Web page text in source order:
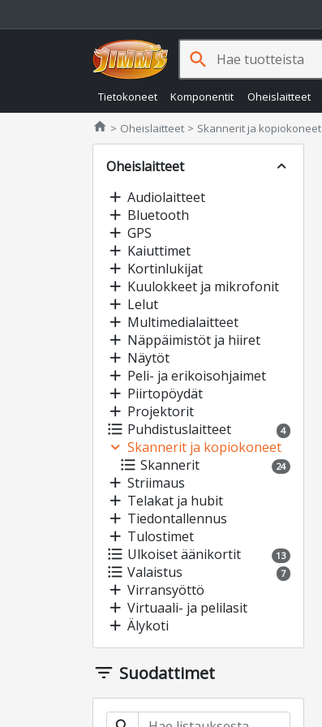
Tietokoneet Komponentit Oheislaitteet
search
home Jimms.fi
Oheislaitteet Skannerit ja kopiokoneet
Oheislaitteet
expand_less
add Audiolaitteet
add Bluetooth
add GPS
add Kaiuttimet
add Kortinlukijat
add Kuulokkeet ja mikrofonit
add Lelut
add Multimedialaitteet
add Näppäimistöt ja hiiret
add Näytöt
add Peli- ja erikoisohjaimet
add Piirtopöydät
add Projektorit
format_list_bulleted Puhdistuslaitteet 4
expand_more Skannerit ja kopiokoneet
format_list_bulleted Skannerit 24
add Striimaus
add Telakat ja hubit
add Tiedontallennus
add Tulostimet
format_list_bulleted Ulkoiset äänikortit 13
format_list_bulleted Valaistus 7
add Virransyöttö
add Virtuaali- ja pelilasit
add Älykoti
filter_list Suodattimet